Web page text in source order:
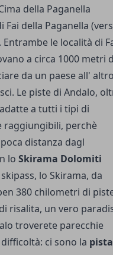
della Paganella
della Paganella
le località di
a circa 1000 metri
da un paese all'
Le piste di Andalo,
a tutti i tipi di
raggiungibili, perchè
distanza dagl
lo Skirama Dolomiti
lo Skirama, da
380 chilometri di
risalita, un vero
troverete parecchie
ci sono la pista